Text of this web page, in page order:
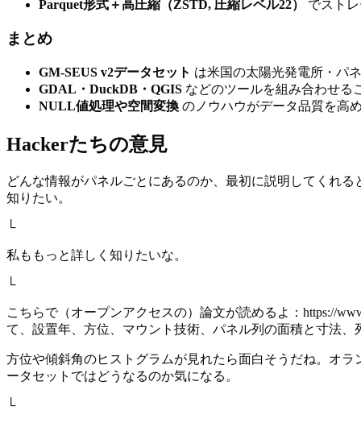
Parquet形式＋高圧縮（ZSTD, 圧縮レベル22） でスト
まとめ
GM-SEUS v2データセット は米国の太陽光発電所・パ
GDAL・DuckDB・QGIS などのツールを組み合わせる
NULL値処理や空間変換 のノウハウがデータ品質を高
Hackerたちの意見
どんな情報がパネルごとにあるのか、最初に説明してくれ
知りたい。
└
私ももっと詳しく知りたいな。
└
こちらで（オープンアクセスの）論文が読めるよ：https://
て、設置年、方位、マウント技術、パネル列の面積と寸法
方位や傾斜角のヒストグラムが見れたら面白そうだね。オ
ータセットではどうなるのか気になる。
└